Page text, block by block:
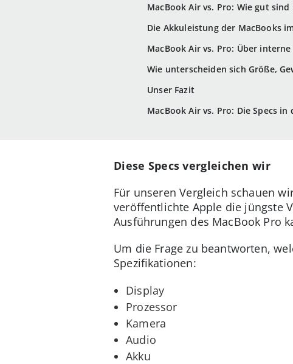
MacBook Air vs. Pro: Wie gut
Die Akkuleistung der MacBooks
MacBook Air vs. Pro: Über
Wie unterscheiden sich Größe,
Unser Fazit
MacBook Air vs. Pro: Die Specs in
Diese Specs vergleichen wir
Für unseren Vergleich schauen
veröffentlichte Apple die jüngste
Ausführungen des MacBook Pro
Um die Frage zu beantworten,
Spezifikationen:
Display
Prozessor
Kamera
Audio
Akku